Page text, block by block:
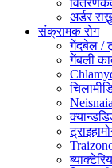
अर्डर
संक्रामक रोग
गेंदबेल /
गेंबली